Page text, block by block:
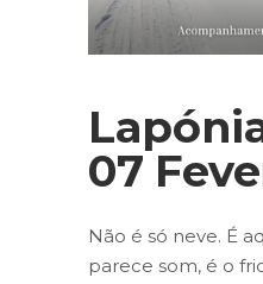
07
Não é só neve. É
parece som, é o